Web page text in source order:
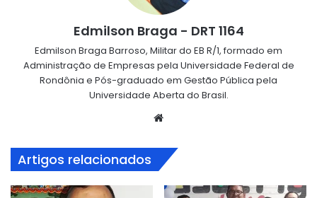
Edmilson Braga - DRT 1164
Edmilson Braga Barroso, Militar do EB R/1, formado em
Administração de Empresas pela Universidade Federal de
Rondônia e Pós-graduado em Gestão Pública pela
Universidade Aberta do Brasil.
Artigos relacionados